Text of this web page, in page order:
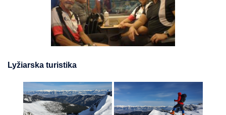
Lyžiarska turistika